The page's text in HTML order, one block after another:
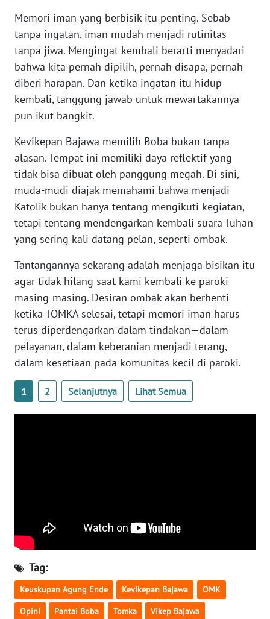
Memori iman yang berbisik itu penting. Sebab
tanpa ingatan, iman mudah menjadi rutinitas
tanpa jiwa. Mengingat kembali berarti menyadari
bahwa kita pernah dipilih, pernah disapa, pernah
diberi harapan. Dan ketika ingatan itu hidup
kembali, tanggung jawab untuk mewartakannya
pun ikut bangkit.
Kevikepan Bajawa memilih Boba bukan tanpa
alasan. Tempat ini memiliki daya reflektif yang
tidak bisa dibuat oleh panggung megah. Di sini,
muda-mudi diajak memahami bahwa menjadi
Katolik bukan hanya tentang mengikuti kegiatan,
tetapi tentang mendengarkan kembali suara Tuhan
yang sering kali datang pelan, seperti ombak.
Tantangannya sekarang adalah menjaga bisikan itu
agar tidak hilang saat kami kembali ke paroki
masing-masing. Desiran ombak akan berhenti
ketika TOMKA selesai, tetapi memori iman harus
terus diperdengarkan dalam tindakan—dalam
pelayanan, dalam keberanian menjadi terang,
dalam kesetiaan pada komunitas kecil di paroki.
1 2 Selanjutnya Lihat Semua
Tag:
Keuskupan Agung Ende Kevikepan Bajawa OMK
Opini Pantai Boba Tomka Vikep Bajawa
NTB
WN
SULTENG
WN
WN
BABEL
WN
SUMBAR
WN
SUMSEL
WN
BENGKULU
LAMPUNG
WN
JATENG
JATIM
WN
BALI
WN